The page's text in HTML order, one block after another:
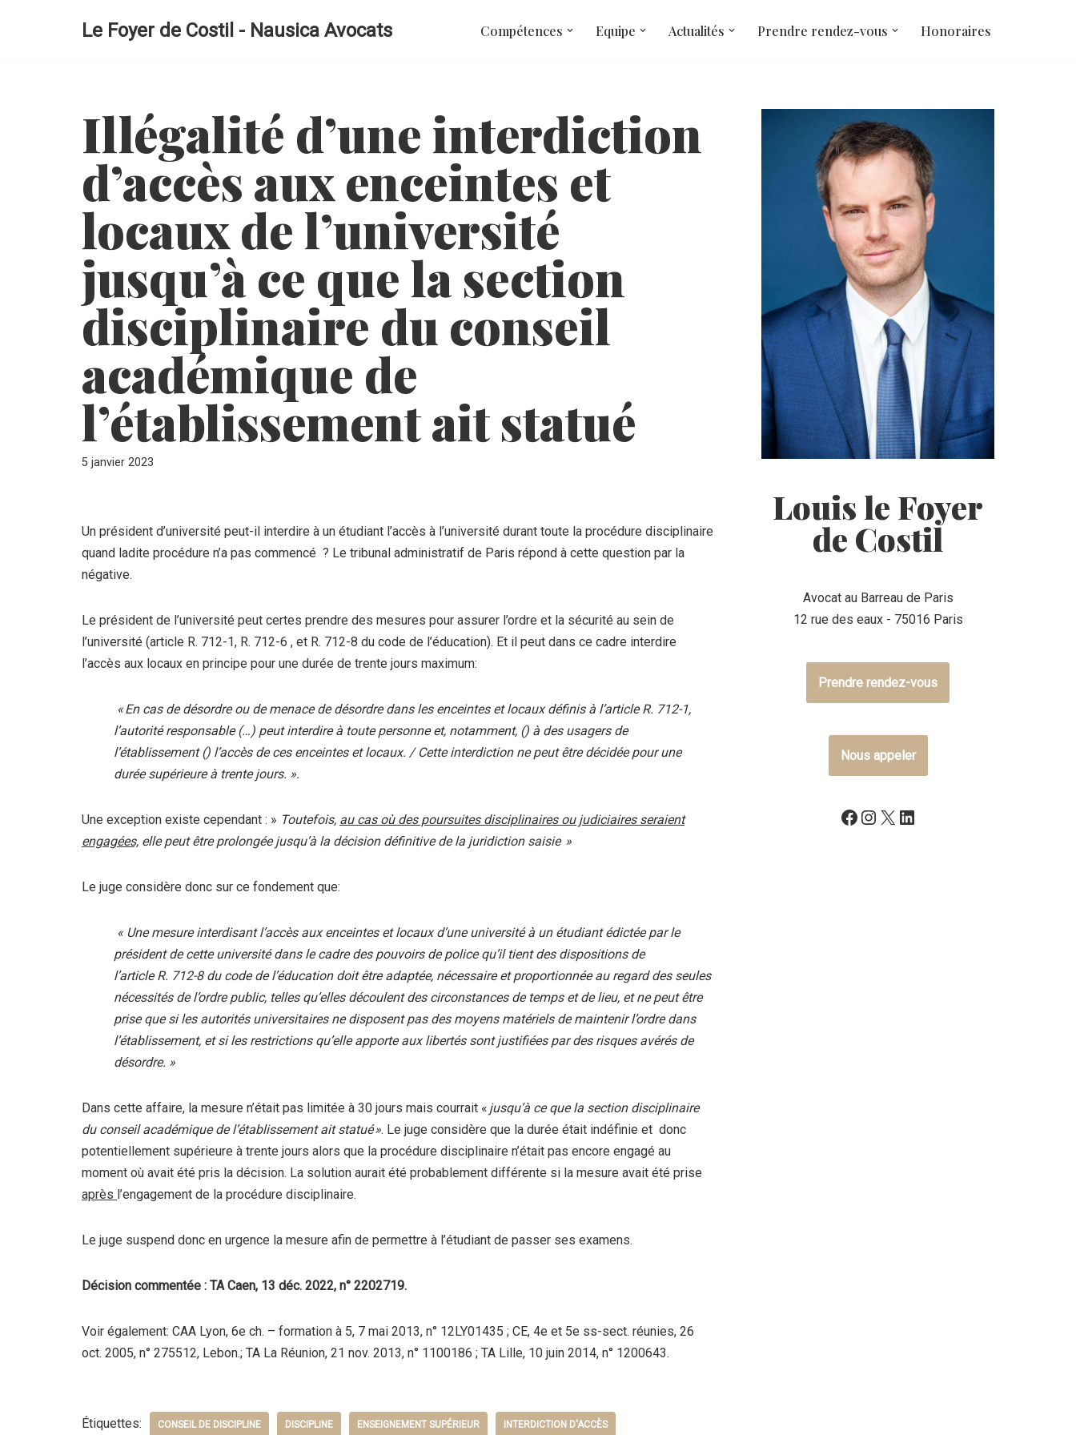
Le Foyer de Costil - Nausica Avocats Compétences Equipe Actualités Prendre rendez-vous Honoraires
Illégalité d’une interdiction
d’accès aux enceintes et
locaux de l’université
jusqu’à ce que la section
disciplinaire du conseil
académique de
l’établissement ait statué
5 janvier 2023
Un président d’université peut-il interdire à un étudiant l’accès à l’université durant toute la procédure disciplinaire
quand ladite procédure n’a pas commencé ? Le tribunal administratif de Paris répond à cette question par la
négative.
Le président de l’université peut certes prendre des mesures pour assurer l’ordre et la sécurité au sein de
l’université (article R. 712-1, R. 712-6 , et R. 712-8 du code de l’éducation). Et il peut dans ce cadre interdire
l’accès aux locaux en principe pour une durée de trente jours maximum:
« En cas de désordre ou de menace de désordre dans les enceintes et locaux définis à l’article R. 712-1,
l’autorité responsable (…) peut interdire à toute personne et, notamment, () à des usagers de
l’établissement () l’accès de ces enceintes et locaux. / Cette interdiction ne peut être décidée pour une
durée supérieure à trente jours. ».
Une exception existe cependant : » Toutefois, au cas où des poursuites disciplinaires ou judiciaires seraient
engagées, elle peut être prolongée jusqu’à la décision définitive de la juridiction saisie »
Le juge considère donc sur ce fondement que:
« Une mesure interdisant l’accès aux enceintes et locaux d’uneuniversitéà un étudiant édictée par le
président de cetteuniversitédans le cadre des pouvoirs de police qu’il tient des dispositions de
l’article R. 712-8 du code de l’éducation doit être adaptée, nécessaire et proportionnée au regard des seules
nécessités de l’ordre public, telles qu’elles découlent des circonstances de temps et de lieu, et ne peut être
prise que si les autorités universitaires ne disposent pas des moyens matériels de maintenir l’ordre dans
l’établissement, et si les restrictions qu’elle apporte aux libertés sont justifiées par des risques avérés de
désordre. »
Dans cette affaire, la mesure n’était pas limitée à 30 jours mais courrait « jusqu’à ce que la section disciplinaire
du conseil académique de l’établissement ait statué ». Le juge considère que la durée était indéfinie et donc
potentiellement supérieure à trente jours alors que la procédure disciplinaire n’était pas encore engagé au
moment où avait été pris la décision. La solution aurait été probablement différente si la mesure avait été prise
après l’engagement de la procédure disciplinaire.
Le juge suspend donc en urgence la mesure afin de permettre à l’étudiant de passer ses examens.
Décision commentée : TA Caen, 13 déc. 2022, n° 2202719.
Voir également: CAA Lyon, 6e ch. – formation à 5, 7 mai 2013, n° 12LY01435 ; CE, 4e et 5e ss-sect. réunies, 26
oct. 2005, n° 275512, Lebon.; TA La Réunion, 21 nov. 2013, n° 1100186 ; TA Lille, 10 juin 2014, n° 1200643.
Étiquettes: CONSEIL DE DISCIPLINE DISCIPLINE ENSEIGNEMENT SUPÉRIEUR INTERDICTION D'ACCÈS
Louis le Foyer
de Costil
Avocat au Barreau de Paris
12 rue des eaux - 75016 Paris
Prendre rendez-vous
Nous appeler